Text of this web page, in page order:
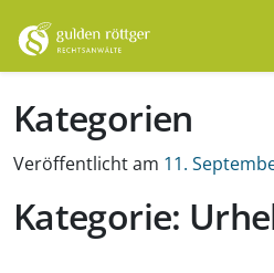
Kategorien
Veröffentlicht am 11.
Kategorie: